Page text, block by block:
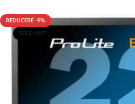
REDUCERE -9%
SOLD OUT